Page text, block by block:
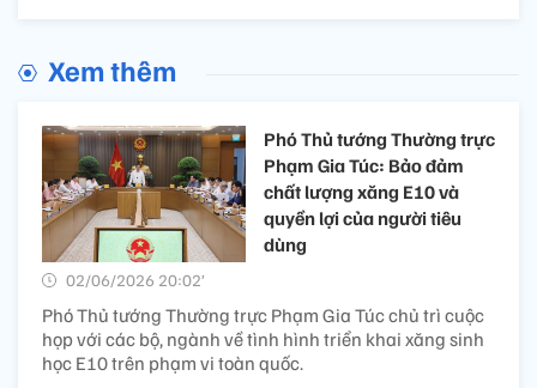
Xem thêm
Phó Thủ tướng Thường trực
Phạm Gia Túc: Bảo đảm
chất lượng xăng E10 và
quyền lợi của người tiêu
dùng
02/06/2026 20:02’
Phó Thủ tướng Thường trực Phạm Gia Túc chủ trì cuộc
họp với các bộ, ngành về tình hình triển khai xăng sinh
học E10 trên phạm vi toàn quốc.